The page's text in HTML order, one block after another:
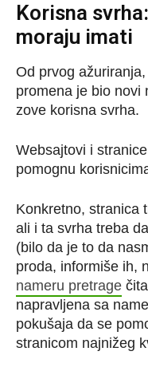
Korisna
moraju imati
Od prvog
promena je bio novi
zove korisna svrha.
Websajtovi i
pomognu
Konkretno, stranica
ali i ta svrha treba
(bilo da je to da
proda, informiše ih,
nameru pretrage
napravljena sa
pokušaja da se
stranicom najnižeg